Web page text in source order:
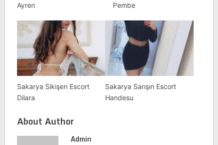
Ayren
Pembe
Sakarya Sikişen Escort
Dilara
Sakarya Sarışın Escort
Handesu
About Author
Admin